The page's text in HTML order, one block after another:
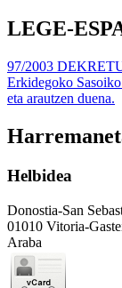
LEGE-
97/2003
Erkidegoko
eta arautzen duena.
Helbidea
Donostia-San
01010 Vitoria-
Araba